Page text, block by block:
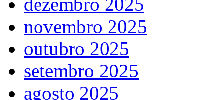
novembro 2025
outubro 2025
setembro 2025
agosto 2025